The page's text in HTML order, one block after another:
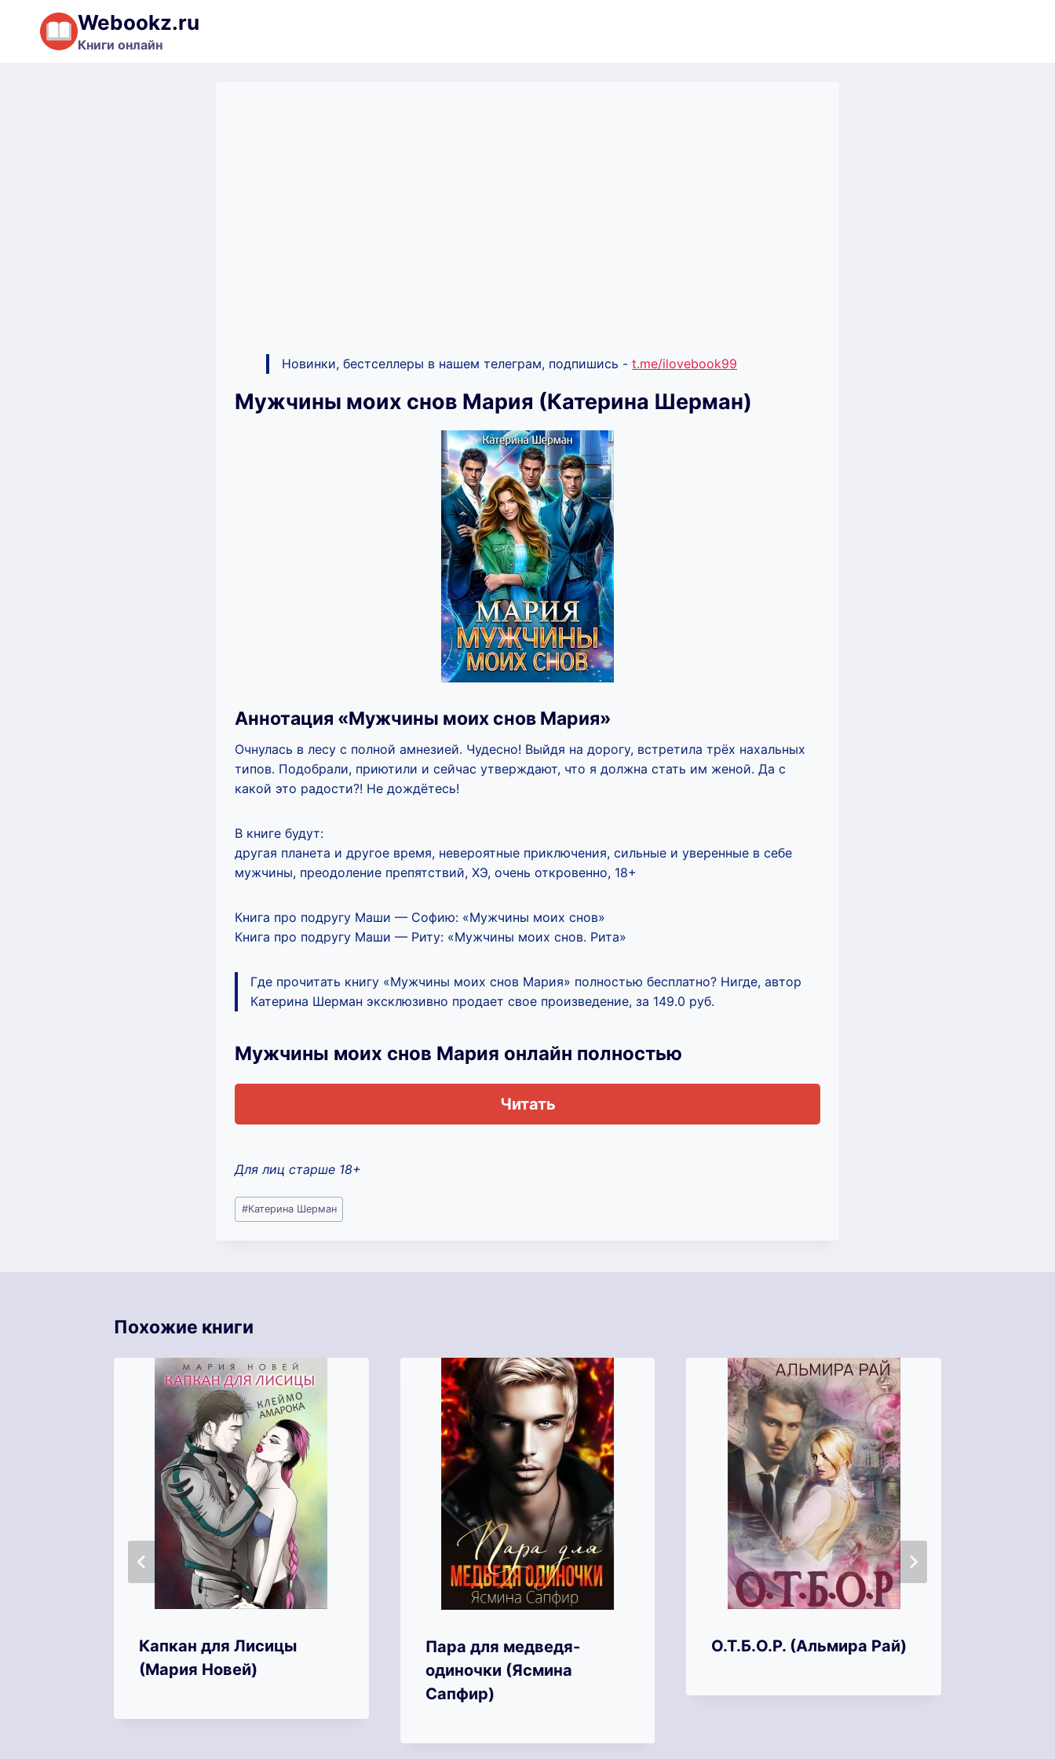
Перейти
содержимому
Webookz.ru
Книги онлайн
Новинки, бестселлеры в нашем телеграм, подпишись - t.me/ilovebook99
Мужчины моих снов Мария (Катерина Шерман)
Аннотация «Мужчины моих снов Мария»
Очнулась в лесу с полной амнезией. Чудесно! Выйдя на дорогу, встретила трёх нахальных
типов. Подобрали, приютили и сейчас утверждают, что я должна стать им женой. Да с
какой это радости?! Не дождётесь!
В книге будут:
другая планета и другое время, невероятные приключения, сильные и уверенные в себе
мужчины, преодоление препятствий, ХЭ, очень откровенно, 18+
Книга про подругу Маши — Софию: «Мужчины моих снов»
Книга про подругу Маши — Риту: «Мужчины моих снов. Рита»
Где прочитать книгу «Мужчины моих снов Мария» полностью бесплатно? Нигде, автор
Катерина Шерман эксклюзивно продает свое произведение, за 149.0 руб.
Мужчины моих снов Мария онлайн полностью
Читать
Для лиц старше 18+
Метки
записи:
#Катерина Шерман
Похожие книги
Капкан для Лисицы
(Мария Новей)
Пара для медведя-
одиночки (Ясмина
Сапфир)
О.Т.Б.О.Р. (Альмира Рай)